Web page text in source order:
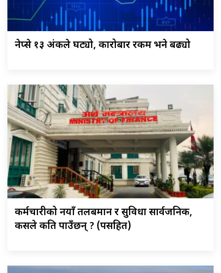
नेप्से १३ अंकले घट्यो, कारोबार रकम भने बढ्यो
कर्मचारीको नयाँ तलबमान र सुविधा सार्वजनिक,
कसले कति पाउँछन् ? (पत्रसहित)